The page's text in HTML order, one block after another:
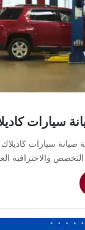
سيارات
سيارات
والاحترافية